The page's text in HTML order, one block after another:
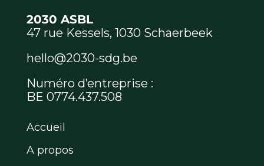
2030 ASBL
47 rue Kessels, 1030 Schaerbeek
hello@2030-sdg.be
Numéro d’entreprise :
BE 0774.437.508
Accueil
A propos